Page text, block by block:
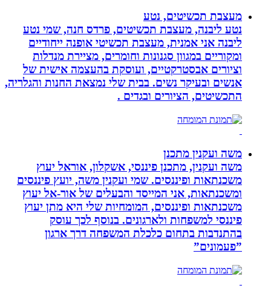
מעצבת תכשיטים, נטע
נטע ליבנה, מעצבת תכשיטים, פרדס חנה, שמי נטע
ליבנה אני אמנית, מעצבת תכשיטי אופנה ייחודיים
ומקוריים במגוון סגנונות וחומרים, מציירת מנדלות
וציורים אבסטרקטיים, ועוסקת בהעצמה אישית של
אנשים ובעיקר נשים. בבית שלי נמצאת החנות והגלריה,
התכשיטים, הציורים ובגדים .
משה ועקנין מתכנן
משה ועקנין, מתכנן פיננסי, אשקלון, אוראל יעוץ
משכנתאות ופיננסים. שמי ועקנין משה, יועץ פיננסים
ומשכנתאות, אני המייסד והבעלים של אור-אל יעוץ
משכנתאות ופיננסים, המומחיות שלי היא מתן יעוץ
פיננסי למשפחות ולארגונים. בנוסף לכך עוסק
בהתנדבות בתחום כלכלת המשפחה דרך ארגון
”פעמונים”